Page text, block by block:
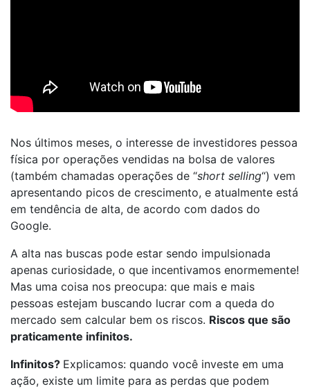
Nos últimos meses, o interesse de investidores pessoa
física por operações vendidas na bolsa de valores
(também chamadas operações de “short selling“) vem
apresentando picos de crescimento, e atualmente está
em tendência de alta, de acordo com dados do
Google.
A alta nas buscas pode estar sendo impulsionada
apenas curiosidade, o que incentivamos enormemente!
Mas uma coisa nos preocupa: que mais e mais
pessoas estejam buscando lucrar com a queda do
mercado sem calcular bem os riscos. Riscos que são
praticamente infinitos.
Infinitos? Explicamos: quando você investe em uma
ação, existe um limite para as perdas que podem